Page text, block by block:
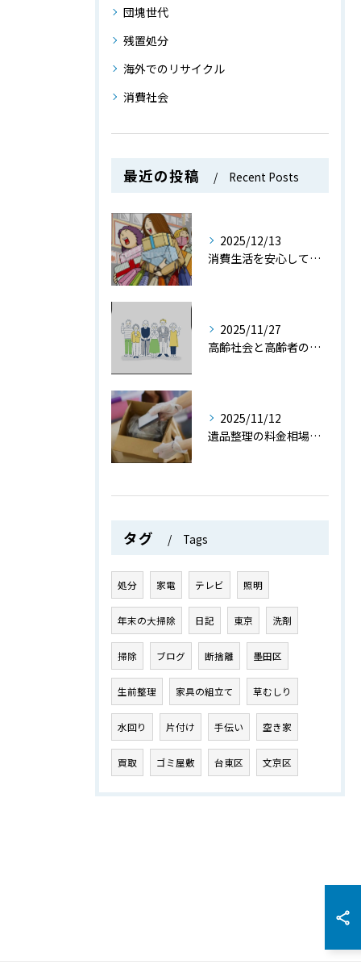
団塊世代
残置処分
海外でのリサイクル
消費社会
最近の投稿 Recent Posts
2025/12/13
消費生活を安心して送るための消費社会で役立つ知識とトラブル防止策を徹底解説
2025/11/27
高齢社会と高齢者の現状や課題をデータと共にわかりやすく解説
2025/11/12
遺品整理の料金相場と費用を抑えるためのポイントを詳しく解説
タグ Tags
処分 家電 テレビ 照明
年末の大掃除 日記 東京 洗剤
掃除 ブログ 断捨離 墨田区
生前整理 家具の組立て 草むしり
水回り 片付け 手伝い 空き家
買取 ゴミ屋敷 台東区 文京区